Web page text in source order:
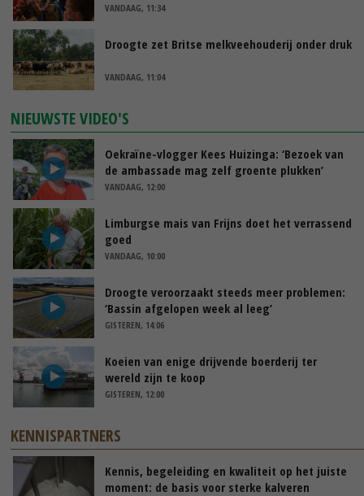
VANDAAG, 11:34
Droogte zet Britse melkveehouderij onder druk
VANDAAG, 11:04
NIEUWSTE VIDEO'S
Oekraïne-vlogger Kees Huizinga: ‘Bezoek van
de ambassade mag zelf groente plukken’
VANDAAG, 12:00
Limburgse mais van Frijns doet het verrassend
goed
VANDAAG, 10:00
Droogte veroorzaakt steeds meer problemen:
‘Bassin afgelopen week al leeg’
GISTEREN, 14:06
Koeien van enige drijvende boerderij ter
wereld zijn te koop
GISTEREN, 12:00
KENNISPARTNERS
Kennis, begeleiding en kwaliteit op het juiste
moment: de basis voor sterke kalveren